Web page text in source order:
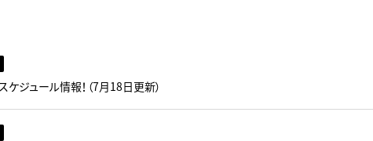
ケジュール情報！（7月18日更新）